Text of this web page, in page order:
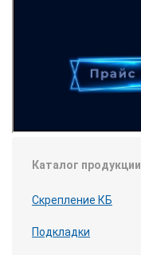
Каталог продукции
Скрепление КБ
Подкладки